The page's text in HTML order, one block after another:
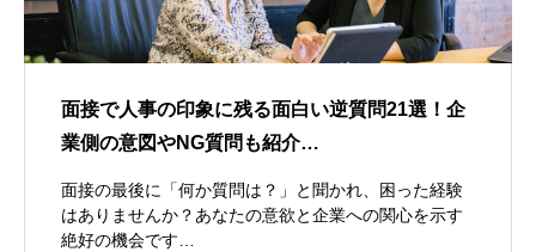
面接で人事の印象に残る面白い逆質問21選！企
業側の意図やNG質問も紹介…
面接の最後に「何か質問は？」と聞かれ、困った経験
はありませんか？あなたの意欲と企業への関心を示す
絶好の機会です…